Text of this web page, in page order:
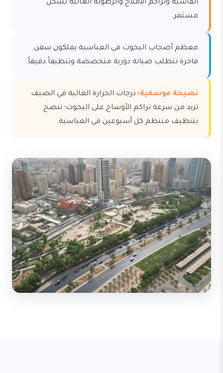
القاسية وتراكم الأملاح والرطوبة العالية بشكل
مستمر.
معظم أصحاب اليخوت في العباسية يملكون سفن
فاخرة تتطلب صيانة دورية متخصصة وتنظيفاً دقيقاً.
نصيحة موسمية: درجات الحرارة العالية في الصيف
تزيد من سرعة تراكم الأوساخ على اليخوت؛ ننصح
بتنظيف منتظم كل أسبوعين في العباسية.